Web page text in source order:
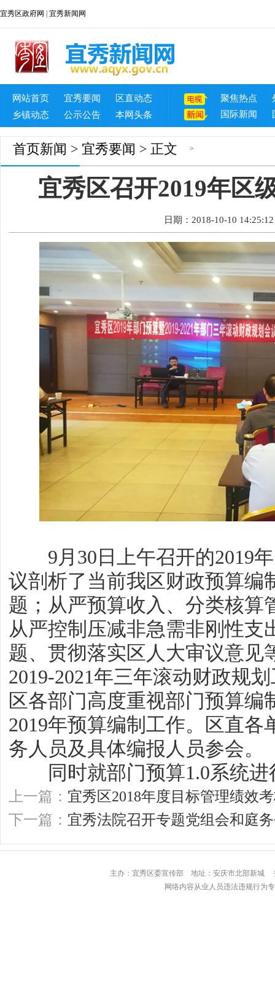
宜秀区政府网 宜秀新闻网
网站首页 宜秀要闻
区直动态
乡镇动态
公示公告 本网头条
聚焦热点
国际新闻
首页 >
新闻 > 宜秀要闻 > 正文
宜秀区召开2019年区
日期：2018-10-10 14:25:12
9月30日上午召开的2019年
议剖析了当前我区财政预算编
题；从严预算收入、分类核算
从严控制压减非急需非刚性支
题、贯彻落实区人大审议意见
2019-2021年三年滚动财政规
区各部门高度重视部门预算
2019年预算编制工作。区直
务人员及具体编报人员参会。
同时就部门预算1.0系统进
上一篇： 宜秀区2018年度目标管理绩效
下一篇： 宜秀法院召开专题党组会和庭
主办：宜秀区委宣传部 地址：安庆市北
网络内容从业人员违法违规行